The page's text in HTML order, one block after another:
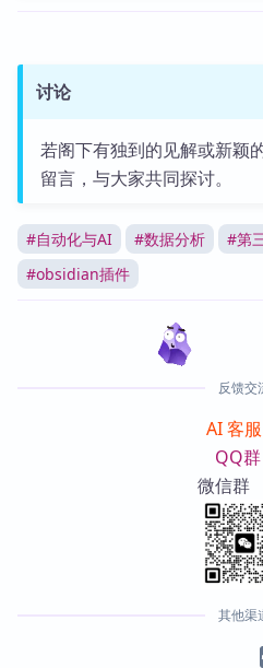
讨论
若阁下有独到的见解或新颖
留言，与大家共同探讨。
#自动化与AI #数据分析 #第
#obsidian插件
反馈交
AI 客服
QQ群
微信群
其他渠